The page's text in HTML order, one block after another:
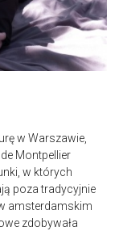
w Warszawie,
Montpellier
w których
poza tradycyjnie
amsterdamskim
zdobywała